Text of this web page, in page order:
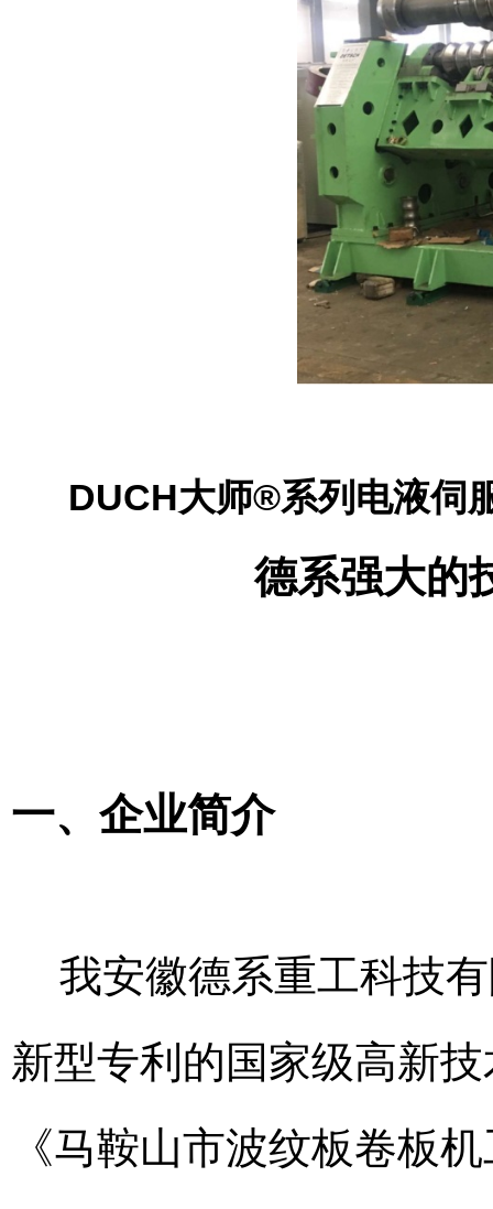
DUCH大师®系列电液伺
德系强大的技术研
一、企业简介
我安徽德系重工科技有
新型专利的国家级高新
《马鞍山市波纹板卷板